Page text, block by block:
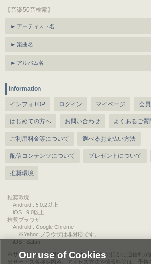
【音楽50音検索】
アーティスト名
楽曲名
アルバム名
information
インフォTOP ログイン マイページ 会
はじめての方へ お問い合わせ よくあるご質
ご利用料金等について 選べるお支払い方法
配信コンテンツについて プレゼントについて
推奨環境
推奨環境
Android : 5.0.2以上
iOS : 9.0以上
推奨ブラウザ
Android : Google Chrome
※Yahoo!ブラウザは非対応です。
iOS : Safari
サービスをご利用されるには、情報料のほかに通信料が
サービス名称や内容、アクセス方法や情報料等は、予告
Our use of Cookies